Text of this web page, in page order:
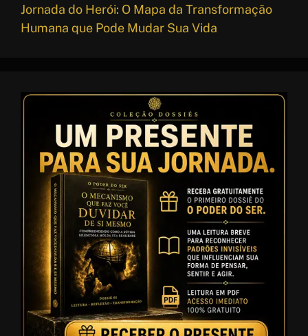
Jornada do Herói: O Mapa da Transformação
Humana que Pode Mudar Sua Vida